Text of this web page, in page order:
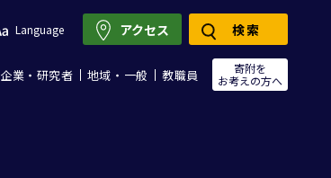
Language
企業・研究者 地域・一般 教職員
寄附を
お考えの方へ
アクセス 検索